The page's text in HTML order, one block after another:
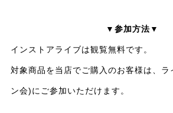
▼参加方法▼
インストアライブは観覧無料です。
対象商品を当店でご購入のお客様は、ラ
ン会)にご参加いただけます。